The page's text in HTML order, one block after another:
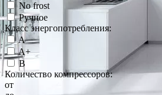
No frost
Ручное
Класс энергопотребления:
A
A+
B
Количество компрессоров:
от